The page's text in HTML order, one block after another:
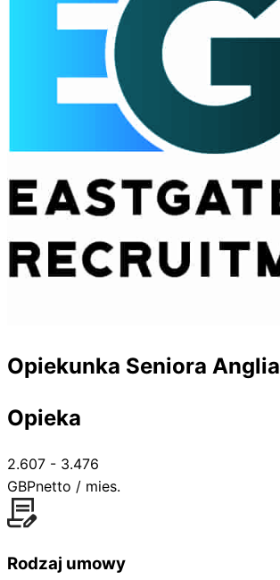
Opiekunka Seniora Anglia
Opieka
2.607 - 3.476
GBPnetto / mies.
Rodzaj umowy